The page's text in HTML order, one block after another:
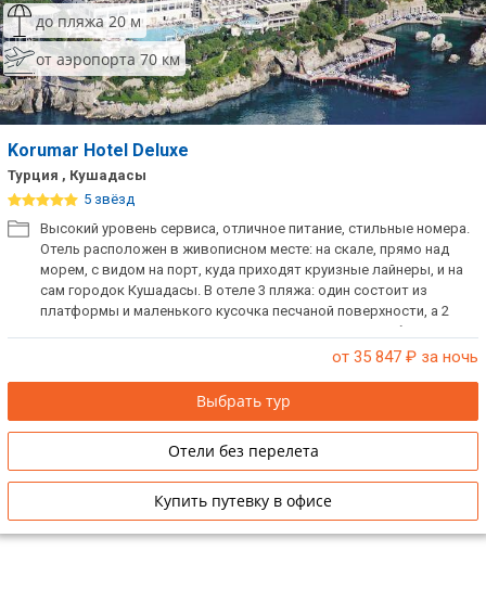
до пляжа 20 м
от аэропорта 70 км
Korumar Hotel Deluxe
Турция , Кушадасы
5 звёзд
Высокий уровень сервиса, отличное питание, стильные номера.
Отель расположен в живописном месте: на скале, прямо над
морем, с видом на порт, куда приходят круизные лайнеры, и на
сам городок Кушадасы. В отеле 3 пляжа: один состоит из
платформы и маленького кусочка песчаной поверхности, а 2
других – с лестницами, спускающимися в море, вырублены в
от 35 847 ₽ за ночь
Выбрать тур
Отели без перелета
Купить путевку в офисе